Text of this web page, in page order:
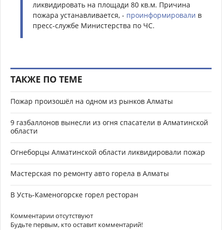
ликвидировать на площади 80 кв.м. Причина
пожара устанавливается, - проинформировали в
пресс-службе Министерства по ЧС.
ТАКЖЕ ПО ТЕМЕ
Пожар произошёл на одном из рынков Алматы
9 газбаллонов вынесли из огня спасатели в Алматинской
области
Огнеборцы Алматинской области ликвидировали пожар
Мастерская по ремонту авто горела в Алматы
В Усть-Каменогорске горел ресторан
Комментарии отсутствуют
Будьте первым, кто оставит комментарий!